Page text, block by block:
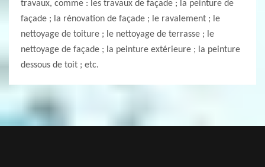
travaux, comme : les travaux de façade ; la peinture de
façade ; la rénovation de façade ; le ravalement ; le
nettoyage de toiture ; le nettoyage de terrasse ; le
nettoyage de façade ; la peinture extérieure ; la peinture
dessous de toit ; etc.